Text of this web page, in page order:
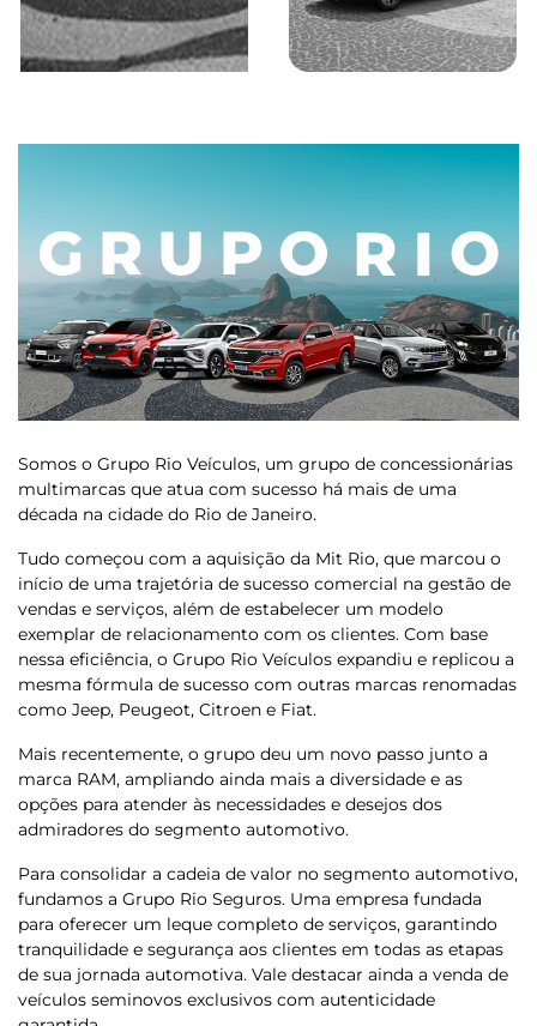
Somos o Grupo Rio Veículos, um grupo de concessionárias
multimarcas que atua com sucesso há mais de uma
década na cidade do Rio de Janeiro.
Tudo começou com a aquisição da Mit Rio, que marcou o
início de uma trajetória de sucesso comercial na gestão de
vendas e serviços, além de estabelecer um modelo
exemplar de relacionamento com os clientes. Com base
nessa eficiência, o Grupo Rio Veículos expandiu e replicou a
mesma fórmula de sucesso com outras marcas renomadas
como Jeep, Peugeot, Citroen e Fiat.
Mais recentemente, o grupo deu um novo passo junto a
marca RAM, ampliando ainda mais a diversidade e as
opções para atender às necessidades e desejos dos
admiradores do segmento automotivo.
Para consolidar a cadeia de valor no segmento automotivo,
fundamos a Grupo Rio Seguros. Uma empresa fundada
para oferecer um leque completo de serviços, garantindo
tranquilidade e segurança aos clientes em todas as etapas
de sua jornada automotiva. Vale destacar ainda a venda de
veículos seminovos exclusivos com autenticidade